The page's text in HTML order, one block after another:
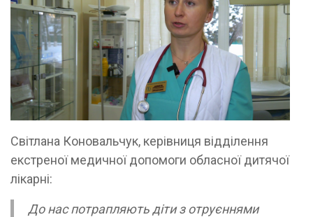
Світлана Коновальчук, керівниця відділення
екстреної медичної допомоги обласної дитячої
лікарні:
До нас потрапляють діти з отруєннями